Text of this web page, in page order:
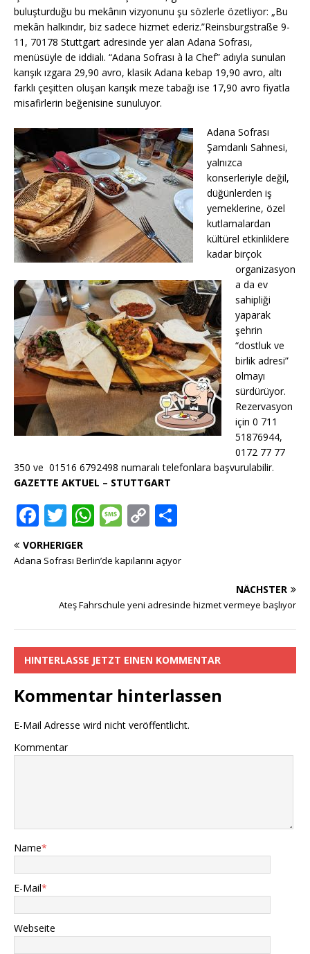
buluşturduğu bu mekânın vizyonunu şu sözlerle özetliyor: „Bu
mekân halkındır, biz sadece hizmet ederiz.”Reinsburgstraße 9-
11, 70178 Stuttgart adresinde yer alan Adana Sofrası,
menüsüyle de iddialı. “Adana Sofrası à la Chef” adıyla sunulan
karışık ızgara 29,90 avro, klasik Adana kebap 19,90 avro, altı
farklı çeşitten oluşan karışık meze tabağı ise 17,90 avro fiyatla
misafirlerin beğenisine sunuluyor.
Adana Sofrası
Şamdanlı Sahnesi,
yalnızca
konserleriyle değil,
düğünlerden iş
yemeklerine, özel
kutlamalardan
kültürel etkinliklere
kadar birçok
organizasyon
a da ev
sahipliği
yaparak
şehrin
“dostluk ve
birlik adresi”
olmayı
sürdürüyor.
Rezervasyon
için 0 711
51876944,
0172 77 77
350 ve 01516 6792498 numaralı telefonlara başvurulabilir.
GAZETTE AKTUEL – STUTTGART
F
a
c
o
k
T
w
it
r
W
at
A
p
M
ss
g
C
p
Li
k
le
VORHERIGER
Adana Sofrası Berlin’de kapılarını açıyor
NÄCHSTER
Ateş Fahrschule yeni adresinde hizmet vermeye başlıyor
HINTERLASSE JETZT EINEN KOMMENTAR
Kommentar hinterlassen
E-Mail Adresse wird nicht veröffentlicht.
Kommentar
Name*
E-Mail*
Webseite